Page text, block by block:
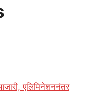
एलिमिनेशननंतर